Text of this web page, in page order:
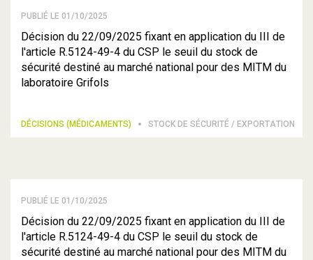
PUBLIÉ LE 01/10/2025
Décision du 22/09/2025 fixant en application du III de
l'article R.5124-49-4 du CSP le seuil du stock de
sécurité destiné au marché national pour des MITM du
laboratoire Grifols
DÉCISIONS (MÉDICAMENTS) STOCK DE SÉCURITÉ / EXPORTATION
PUBLIÉ LE 01/10/2025
Décision du 22/09/2025 fixant en application du III de
l'article R.5124-49-4 du CSP le seuil du stock de
sécurité destiné au marché national pour des MITM du